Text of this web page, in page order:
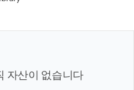
자산이 없습니다